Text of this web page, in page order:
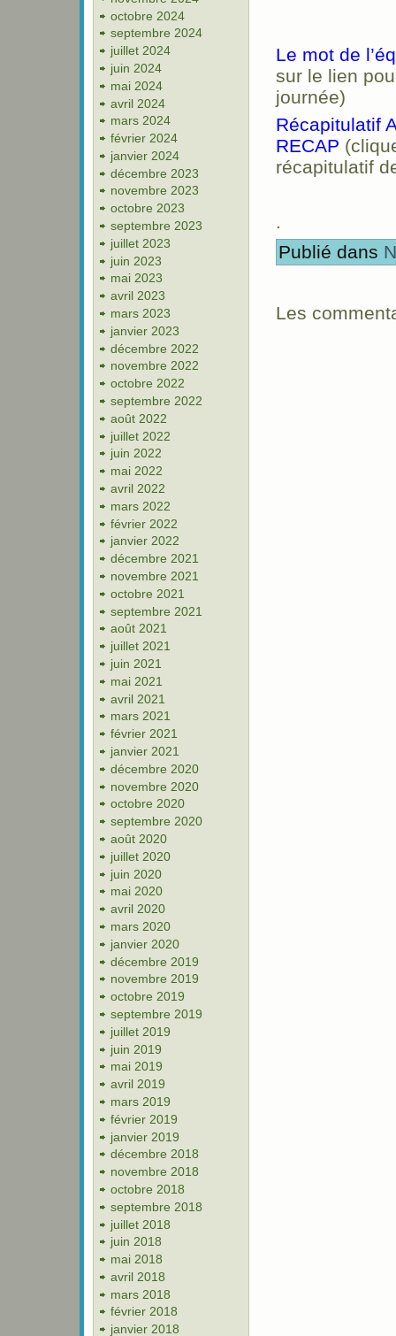
octobre 2024
septembre 2024
juillet 2024
juin 2024
mai 2024
avril 2024
mars 2024
février 2024
janvier 2024
décembre 2023
novembre 2023
octobre 2023
septembre 2023
juillet 2023
juin 2023
mai 2023
avril 2023
mars 2023
janvier 2023
décembre 2022
novembre 2022
octobre 2022
septembre 2022
août 2022
juillet 2022
juin 2022
mai 2022
avril 2022
mars 2022
février 2022
janvier 2022
décembre 2021
novembre 2021
octobre 2021
septembre 2021
août 2021
juillet 2021
juin 2021
mai 2021
avril 2021
mars 2021
février 2021
janvier 2021
décembre 2020
novembre 2020
octobre 2020
septembre 2020
août 2020
juillet 2020
juin 2020
mai 2020
avril 2020
mars 2020
janvier 2020
décembre 2019
novembre 2019
octobre 2019
septembre 2019
juillet 2019
juin 2019
mai 2019
avril 2019
mars 2019
février 2019
janvier 2019
décembre 2018
novembre 2018
octobre 2018
septembre 2018
juillet 2018
juin 2018
mai 2018
avril 2018
mars 2018
février 2018
janvier 2018
Le mot de
sur le lien
journée)
Récapitulatif
RECAP
récapitulatif
.
Publié dans
Les